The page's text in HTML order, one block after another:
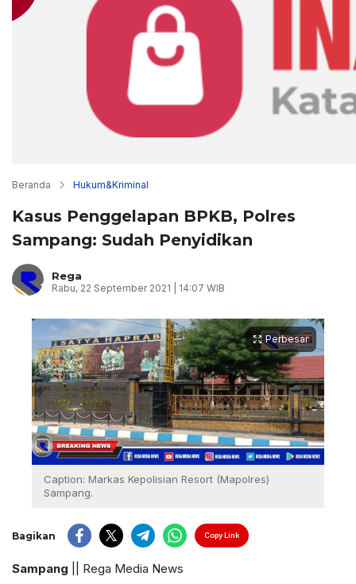
Beranda Hukum&Kriminal
Kasus Penggelapan BPKB, Polres
Sampang: Sudah Penyidikan
Rega
Rabu, 22 September 2021 | 14:07 WIB
Perbesar
Caption: Markas Kepolisian Resort (Mapolres)
Sampang.
Bagikan Copy Link
Sampang || Rega Media News